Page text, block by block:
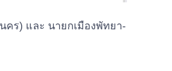
คร) และ นายกเมืองพัทยา-